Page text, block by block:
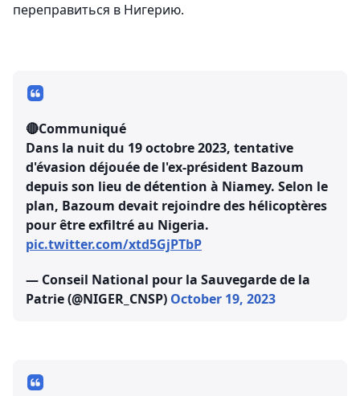
переправиться в Нигерию.
🔴Communiqué
Dans la nuit du 19 octobre 2023, tentative
d'évasion déjouée de l'ex-président Bazoum
depuis son lieu de détention à Niamey. Selon le
plan, Bazoum devait rejoindre des hélicoptères
pour être exfiltré au Nigeria.
pic.twitter.com/xtd5GjPTbP
— Conseil National pour la Sauvegarde de la
Patrie (@NIGER_CNSP) October 19, 2023